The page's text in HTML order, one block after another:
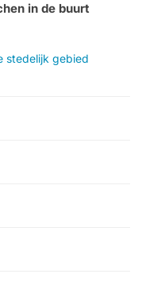
in de buurt
stedelijk gebied